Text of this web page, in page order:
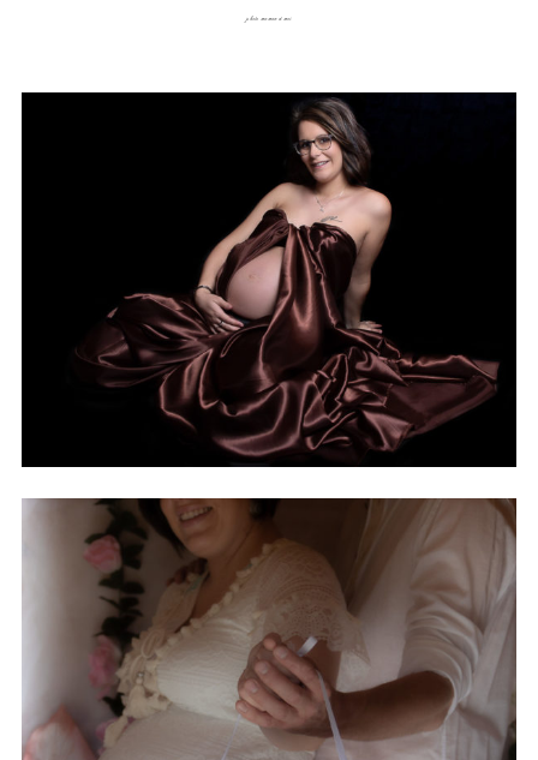
photo maman et moi